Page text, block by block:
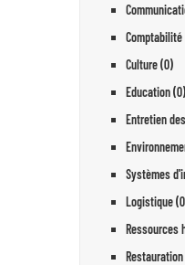
Culture (0)
Education (0)
Entretien
Systèmes
Logistique
Ressources